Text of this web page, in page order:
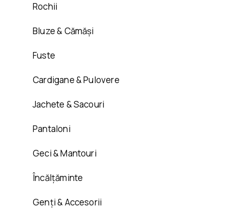
Rochii
Bluze & Cămăși
Fuste
Cardigane & Pulovere
Jachete & Sacouri
Pantaloni
Geci & Mantouri
Încălțăminte
Genți & Accesorii